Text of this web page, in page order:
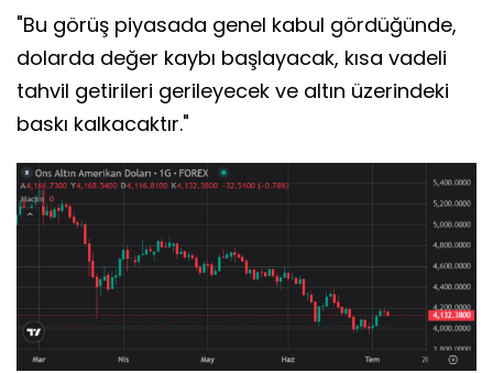
"Bu görüş piyasada genel kabul gördüğünde,
dolarda değer kaybı başlayacak, kısa vadeli
tahvil getirileri gerileyecek ve altın üzerindeki
baskı kalkacaktır."